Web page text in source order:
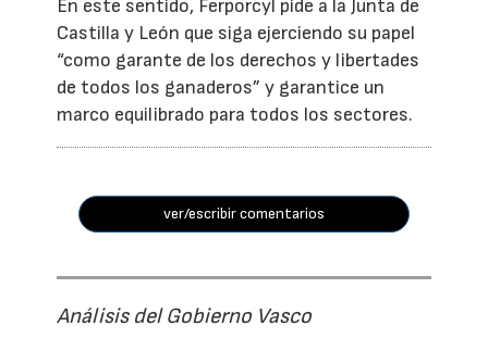
En este sentido, Ferporcyl pide a la Junta de
Castilla y León que siga ejerciendo su papel
“como garante de los derechos y libertades
de todos los ganaderos” y garantice un
marco equilibrado para todos los sectores.
ver/escribir comentarios
Análisis del Gobierno Vasco